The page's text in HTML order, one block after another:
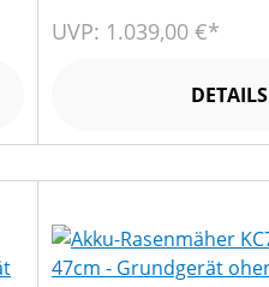
UVP: 1.039,00 €*
DETAILS